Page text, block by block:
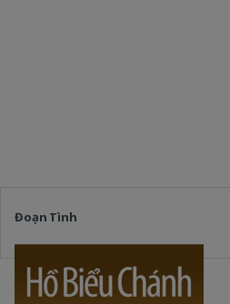
Đoạn Tình